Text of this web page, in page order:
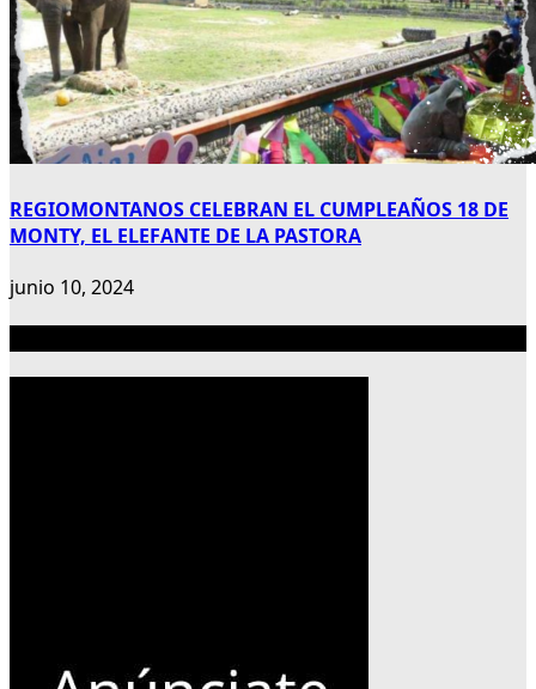
REGIOMONTANOS CELEBRAN EL CUMPLEAÑOS 18 DE
MONTY, EL ELEFANTE DE LA PASTORA
junio 10, 2024